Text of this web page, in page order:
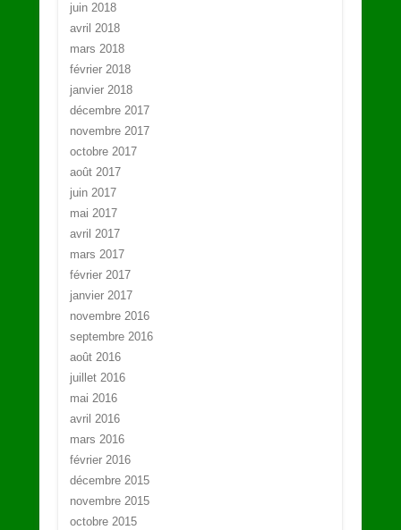
juin 2018
avril 2018
mars 2018
février 2018
janvier 2018
décembre 2017
novembre 2017
octobre 2017
août 2017
juin 2017
mai 2017
avril 2017
mars 2017
février 2017
janvier 2017
novembre 2016
septembre 2016
août 2016
juillet 2016
mai 2016
avril 2016
mars 2016
février 2016
décembre 2015
novembre 2015
octobre 2015